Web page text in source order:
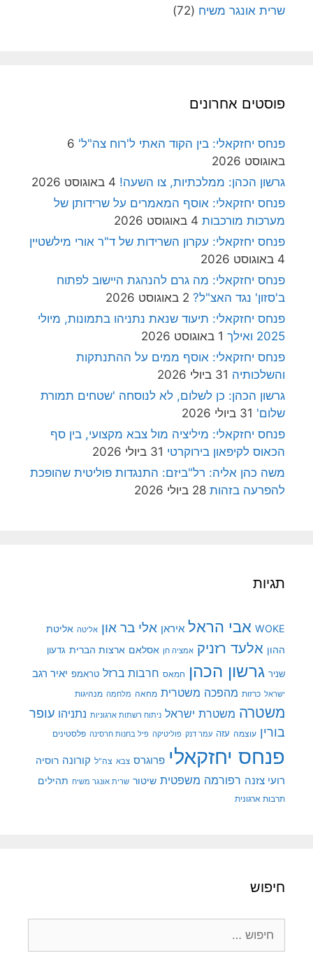
שרית אונגר משיח (72)
פוסטים אחרונים
פנחס יחזקאלי: בין הקוד האתי ל'רוח צה"ל' 6
באוגוסט 2026
גרשון הכהן: ממלכתיות, צו השעה! 4 באוגוסט 2026
פנחס יחזקאלי: אוסף המאמרים על שרידותן של
מערכות מורכבות 4 באוגוסט 2026
פנחס יחזקאלי: עקרון השרידות של ד"ר אורי מילשטיין
4 באוגוסט 2026
פנחס יחזקאלי: מה גרם להנהגת היישוב לפתוח
ב'סזון' נגד האצ"ל? 2 באוגוסט 2026
פנחס יחזקאלי: תיעוד שנאת נתניהו בתמונות, מיולי
2025 ואילך
1 באוגוסט 2026
פנחס יחזקאלי: אוסף ממים על ההתנתקות
והשלכותיה 31 ביולי 2026
גרשון הכהן: כן לשלום, לא לנוסחה 'שטחים תמורת
שלום' 31 ביולי 2026
פנחס יחזקאלי: מיליציה מול צבא מקצועי, בין סף
הכאוס לקיפאון בירוקרטי 31 ביולי 2026
משה כהן אליה: רל"ביזם: התנגדות פוליטית שהופכת
להפרעה בזהות 28 ביולי 2026
תגיות
WOKE אבי הראל איראן אלי בר און אליטה אליטת
ההון אלעד רזניק אמציה חן אסלאם ארצות הברית גדעון
שניר גרשון הכהן חמאס חרבות ברזל טראמפ יאיר רגב
ישראל כרזות מהפכה משטרית מחאה מלחמה מנהיגות
משטרה משטרת ישראל ניתוח רשתות ארגוניות נתניהו עופר
בורין עוצמה עזה עמר דנק פוליטיקה פיל בחנות חרסינה פלסטינים
פנחס יחזקאלי פרוגרס צבא צה"ל קורונה רוסיה
רועי צזנה רפורמה משפטית שיטור שרית אונגר משיח תהילים
תרבות ארגונית
חיפוש